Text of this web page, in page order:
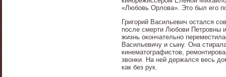
«Любовь Орлова». Это был его
Григорий Васильевич остался
после смерти Любови Петровны
жизнь окончательно
Васильевичу и сыну. Она
кинематографистов,
звонки. На ней держался весь
как без рук.